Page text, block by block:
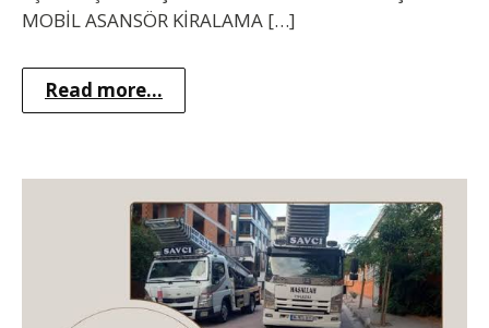
MOBİL ASANSÖR KİRALAMA […]
Read more...